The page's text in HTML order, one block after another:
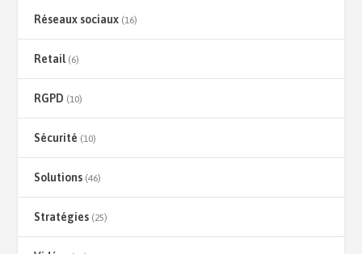
Réseaux sociaux (16)
Retail(6)
RGPD (10)
Sécurité (10)
Solutions (46)
Stratégies (25)